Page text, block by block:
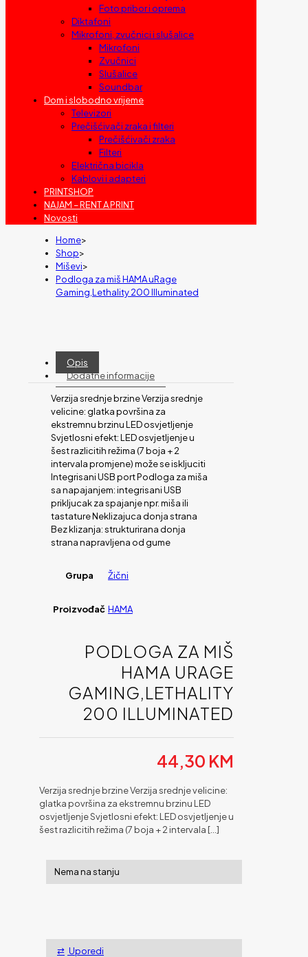
Foto pribor i oprema
Diktafoni
Mikrofoni, zvučnici i slušalice
Mikrofoni
Zvučnici
Slušalice
Soundbar
Dom i slobodno vrijeme
Televizori
Prečišćivači zraka i filteri
Prečišćivači zraka
Filteri
Električna bicikla
Kablovi i adapteri
PRINTSHOP
NAJAM – RENT A PRINT
Novosti
Home>
Shop>
Miševi>
Podloga za miš HAMA uRage
Gaming,Lethality 200 Illuminated
Opis
Dodatne informacije
Verzija srednje brzine Verzija srednje
velicine: glatka površina za
ekstremnu brzinu LED osvjetljenje
Svjetlosni efekt: LED osvjetljenje u
šest razlicitih režima (7 boja + 2
intervala promjene) može se iskljuciti
Integrisani USB port Podloga za miša
sa napajanjem: integrisani USB
prikljucak za spajanje npr. miša ili
tastature Neklizajuca donja strana
Bez klizanja: strukturirana donja
strana napravljena od gume
Grupa Žični
Proizvođač HAMA
PODLOGA ZA MIŠ
HAMA URAGE
GAMING,LETHALITY
200 ILLUMINATED
44,30 KM
Verzija srednje brzine Verzija srednje velicine:
glatka površina za ekstremnu brzinu LED
osvjetljenje Svjetlosni efekt: LED osvjetljenje u
šest razlicitih režima (7 boja + 2 intervala […]
Nema na stanju
Uporedi